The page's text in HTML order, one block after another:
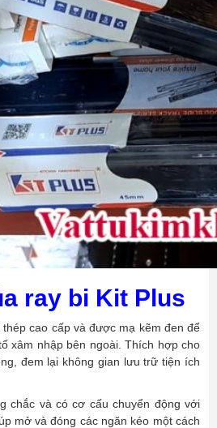
ray bi Kit Plus
cao cấp và được mạ kẽm đen để
xâm nhập bên ngoài. Thích hợp cho
đem lại không gian lưu trữ tiện ích
chắc và có cơ cấu chuyển động với
mở và đóng các ngăn kéo một cách